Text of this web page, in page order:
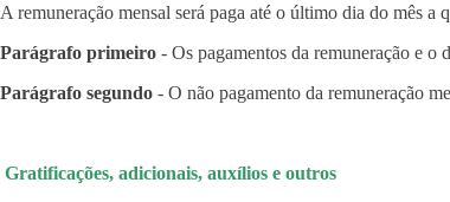
A remuneração mensal será paga até o último dia do mês
Parágrafo primeiro - Os pagamentos da remuneração e
Parágrafo segundo - O não pagamento da remuneração
Gratificações, adicionais, auxílios e outros